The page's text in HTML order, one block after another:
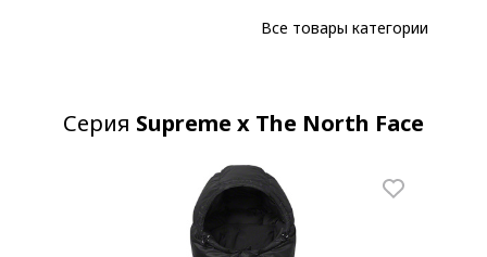
Все товары категории
Серия Supreme x The North Face